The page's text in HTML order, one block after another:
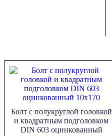
Болт с полукруглой головкой
и квадратным подголовком
DIN 603 оцинкованный